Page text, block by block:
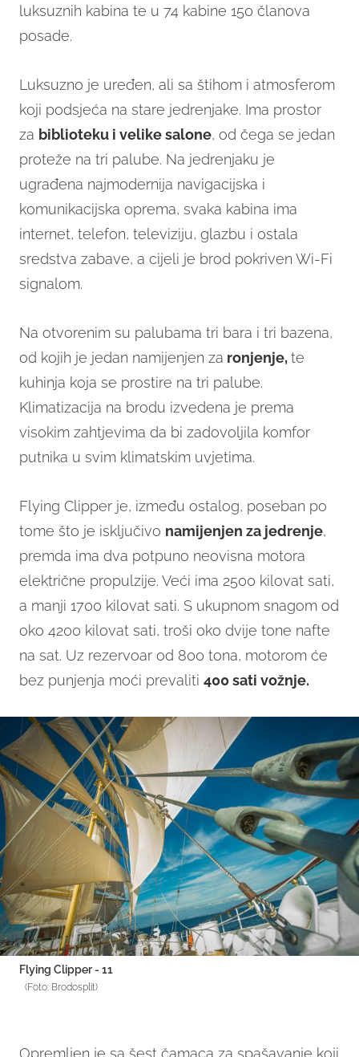
luksuznih kabina te u 74 kabine 150 članova
posade.
Luksuzno je uređen, ali sa štihom i atmosferom
koji podsjeća na stare jedrenjake. Ima prostor
za biblioteku i velike salone, od čega se jedan
proteže na tri palube. Na jedrenjaku je
ugrađena najmodernija navigacijska i
komunikacijska oprema, svaka kabina ima
internet, telefon, televiziju, glazbu i ostala
sredstva zabave, a cijeli je brod pokriven Wi-Fi
signalom.
Na otvorenim su palubama tri bara i tri bazena,
od kojih je jedan namijenjen za ronjenje,te
kuhinja koja se prostire na tri palube.
Klimatizacija na brodu izvedena je prema
visokim zahtjevima da bi zadovoljila komfor
putnika u svim klimatskim uvjetima.
Flying Clipper je, između ostalog, poseban po
tome što je isključivo namijenjen za jedrenje,
premda ima dva potpuno neovisna motora
električne propulzije. Veći ima 2500 kilovat sati,
a manji 1700 kilovat sati. S ukupnom snagom od
oko 4200 kilovat sati, troši oko dvije tone nafte
na sat. Uz rezervoar od 800 tona, motorom će
bez punjenja moći prevaliti 400 sati vožnje.
Flying Clipper - 11
(Foto: Brodosplit)